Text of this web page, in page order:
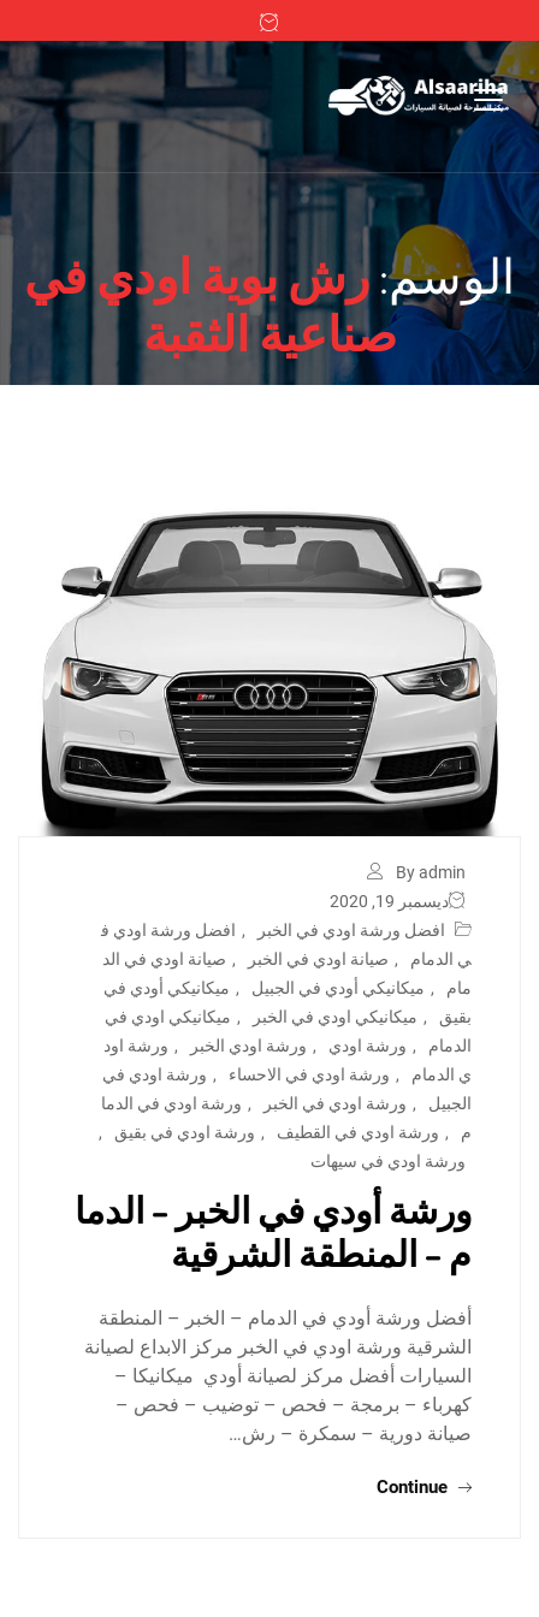
الوسم: رش بوية اودي في
صناعية الثقبة
By admin
ديسمبر 19, 2020
افضل ورشة اودي في الخبر
, افضل ورشة اودي ف
ي الدمام
, صيانة اودي في الخبر , صيانة اودي في الد
مام
, ميكانيكي أودي في الجبيل , ميكانيكي أودي في
بقيق
, ميكانيكي اودي في الخبر , ميكانيكي اودي في
الدمام
, ورشة اودي , ورشة اودي الخبر , ورشة اود
ي الدمام
, ورشة اودي في الاحساء , ورشة اودي في
الجبيل
, ورشة اودي في الخبر , ورشة اودي في الدما
م
, ورشة اودي في القطيف , ورشة اودي في بقيق
,
ورشة اودي في سيهات
ورشة أودي في الخبر – الدما
م – المنطقة الشرقية
أفضل ورشة أودي في الدمام – الخبر – المنطقة
الشرقية ورشة اودي في الخبر مركز الابداع لصيانة
السيارات أفضل مركز لصيانة أودي ميكانيكا –
كهرباء – برمجة – فحص – توضيب – فحص –
صيانة دورية – سمكرة – رش…
Continue